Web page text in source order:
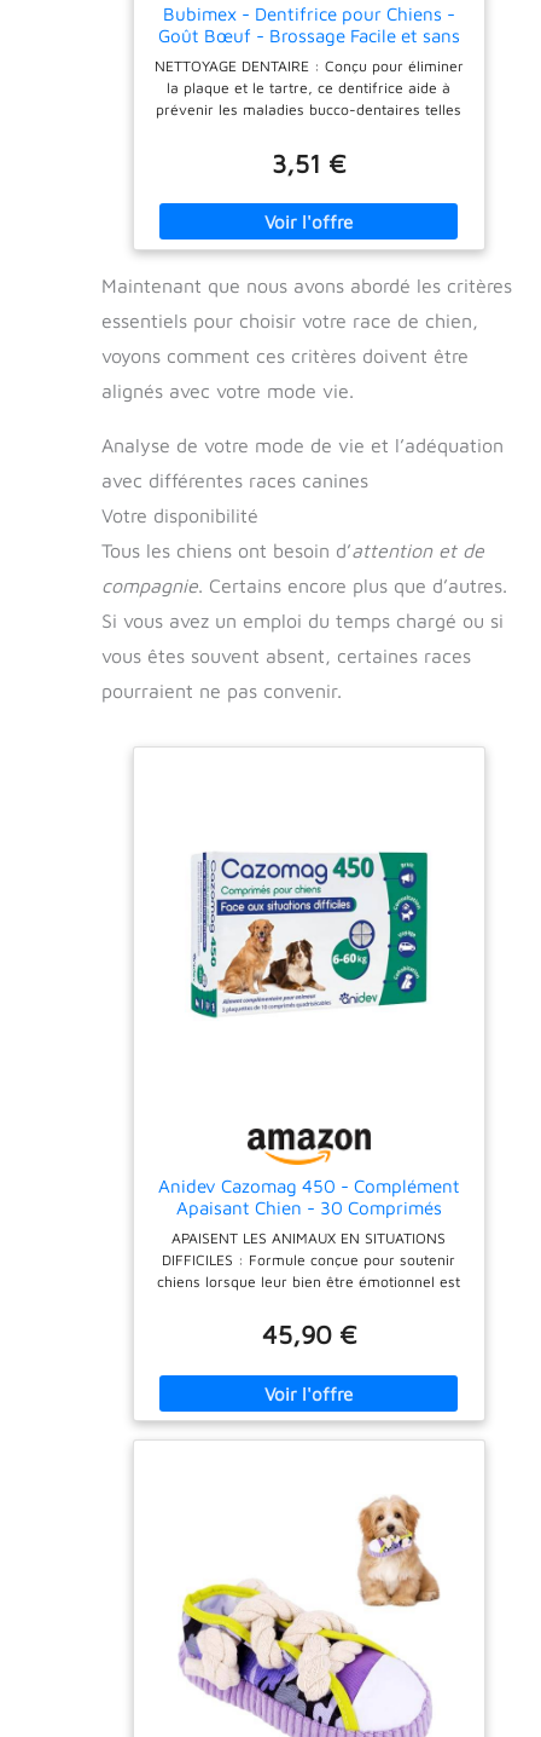
Bubimex - Dentifrice pour Chiens -
Goût Bœuf - Brossage Facile et sans
Danger - Protège Contre La Plaque
Dentaire - Assure Une Haleine Fraîche
- Tube de 100 g
NETTOYAGE DENTAIRE : Conçu pour éliminer
la plaque et le tartre, ce dentifrice aide à
prévenir les maladies bucco-dentaires telles
action nettoyante favorise des dents plus
saines et plus fortes. GOÛT APETISSANT : Sa
du chien, rendant le brossage plus agréable
et facile. Cela permet d’instaurer une routine
FORMULE COMESTIBLE : Totalement sans
nécessite aucun rinçage. Il est conçu pour
être digeste, offrant une solution pratique
INGREDIENTS SÛRS : Formulé sans fluor,
substances nocives, il respecte la santé de
votre chien. Ses agents nettoyants doux
assurent un soin efficace sans risques.
brosse à dents pour animaux ou un doigtier,
il permet un nettoyage en profondeur. Sa
dents et aux gencives pour une efficacité
maximale.
3,51 €
Maintenant que nous avons abordé les critères
essentiels pour choisir votre race de chien,
voyons comment ces critères doivent être
alignés avec votre mode vie.
Analyse de votre mode de vie et l’adéquation
avec différentes races canines
Votre disponibilité
Tous les chiens ont besoin d’attention et de
compagnie. Certains encore plus que d’autres.
Si vous avez un emploi du temps chargé ou si
vous êtes souvent absent, certaines races
pourraient ne pas convenir.
Anidev Cazomag 450 - Complément
Apaisant Chien - 30 Comprimés
Appétents
APAISENT LES ANIMAUX EN SITUATIONS
DIFFICILES : Formule conçue pour soutenir
chiens lorsque leur bien être émotionnel est
ou prolongés tels que voyage, bruits forts,
visites chez le vétérinaire, séparation,
éducation ou changements d'environnement.
REGULE LES EMOTIONS AU QUOTIDIEN :
biodisponible et de tryptophane, trois
ingrédients reconnus pour favoriser
relaxation, équilibre émotionnel et stabilité
cognitive. FACILITE LA PRISE QUOTIDIENNE :
Comprimés appétents grâce à l'hydrolysat
trypsique de caséine et la levure de bière,
sécables en 2 ou 4, administrables
directement ou mélangés à la nourriture,
adaptés aux besoins des chiens de tous
gabarits. DOSAGE SIMPLE POUR LES CHIENS
DE TOUTES TAILLES : Utilisation claire avec 1
45,90 €